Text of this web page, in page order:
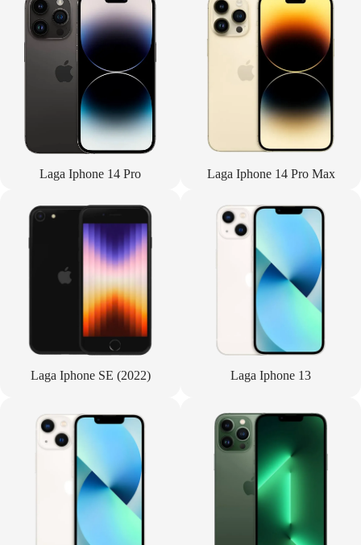
Laga Iphone 14 Pro Laga Iphone 14 Pro Max
Laga Iphone SE (2022) Laga Iphone 13